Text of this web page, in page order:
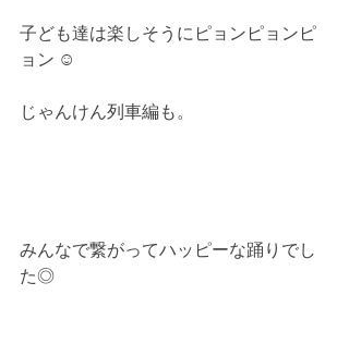
子ども達は楽しそうにピョンピョンピ
ョン ☺︎
じゃんけん列車編も。
みんなで繋がってハッピーな踊りでし
た◎